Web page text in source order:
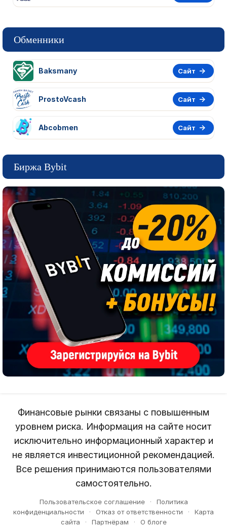
Обменники
Baksmany Сайт
ProstoVcash Сайт
Abcobmen Сайт
Биржа Bybit
Финансовые рынки связаны с повышенным
уровнем риска. Информация на сайте носит
исключительно информационный характер и
не является инвестиционной рекомендацией.
Все решения принимаются пользователями
самостоятельно.
Пользовательское соглашение ·
Политика
конфиденциальности
· Отказ от ответственности ·
Карта
сайта
· Партнёрам · О блоге